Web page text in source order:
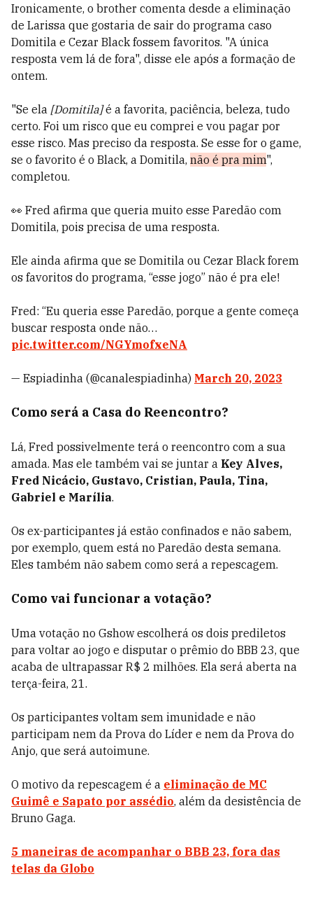
Ironicamente, o brother comenta desde a eliminação
de Larissa que gostaria de sair do programa caso
Domitila e Cezar Black fossem favoritos. "A única
resposta vem lá de fora", disse ele após a formação de
ontem.
"Se ela [Domitila]é a favorita, paciência, beleza, tudo
certo. Foi um risco que eu comprei e vou pagar por
esse risco. Mas preciso da resposta. Se esse for o game,
se o favorito é o Black, a Domitila, não é pra mim",
completou.
👀 Fred afirma que queria muito esse Paredão com
Domitila, pois precisa de uma resposta.
Ele ainda afirma que se Domitila ou Cezar Black forem
os favoritos do programa, “esse jogo” não é pra ele!
Fred: “Eu queria esse Paredão, porque a gente começa
buscar resposta onde não…
pic.twitter.com/NGYmofxeNA
— Espiadinha (@canalespiadinha) March 20, 2023
Como será a Casa do Reencontro?
Lá, Fred possivelmente terá o reencontro com a sua
amada. Mas ele também vai se juntar a Key Alves,
Fred Nicácio, Gustavo, Cristian, Paula, Tina,
Gabriel e Marília.
Os ex-participantes já estão confinados e não sabem,
por exemplo, quem está no Paredão desta semana.
Eles também não sabem como será a repescagem.
Como vai funcionar a votação?
Uma votação no Gshow escolherá os dois prediletos
para voltar ao jogo e disputar o prêmio do BBB 23, que
acaba de ultrapassar R$ 2 milhões. Ela será aberta na
terça-feira, 21.
Os participantes voltam sem imunidade e não
participam nem da Prova do Líder e nem da Prova do
Anjo, que será autoimune.
O motivo da repescagem é a eliminação de MC
Guimê e Sapato por assédio, além da desistência de
Bruno Gaga.
5 maneiras de acompanhar o BBB 23, fora das
telas da Globo